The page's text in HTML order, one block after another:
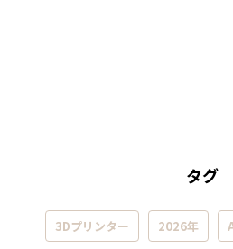
タグ
3Dプリンター 2026年